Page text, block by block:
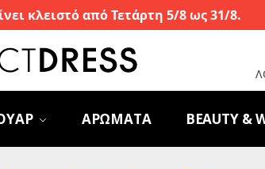
κλειστό από Τετάρτη 5/8 ως 31/8.
ΑΡΩΜΑΤΑ BEAUTY &